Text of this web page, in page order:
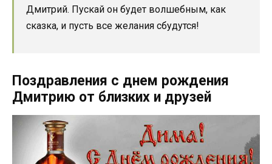
Дмитрий. Пускай он будет волшебным, как
сказка, и пусть все желания сбудутся!
Поздравления с днем рождения
Дмитрию от близких и друзей